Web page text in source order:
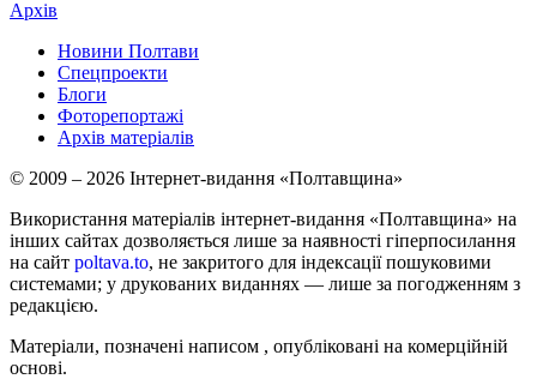
Архів
Новини Полтави
Спецпроекти
Блоги
Фоторепортажі
Архів матеріалів
© 2009 – 2026 Інтернет-видання «Полтавщина»
Використання матеріалів інтернет-видання «Полтавщина» на
інших сайтах дозволяється лише за наявності гіперпосилання
на сайт poltava.to, не закритого для індексації пошуковими
системами; у друкованих виданнях — лише за погодженням з
редакцією.
Матеріали, позначені написом , опубліковані на комерційній
основі.